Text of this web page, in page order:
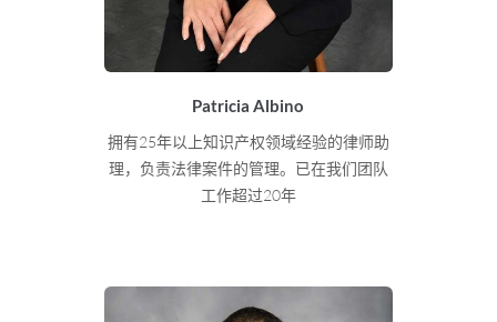
Patricia Albino
拥有25年以上知识产权领域经验的律师助
理，负责法律案件的管理。 已在我们团队
工作超过20年